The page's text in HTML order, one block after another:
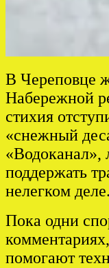
В Череповце
Набережной
стихия
«снежный
поддержать
нелегком деле.
Пока одни
помогают